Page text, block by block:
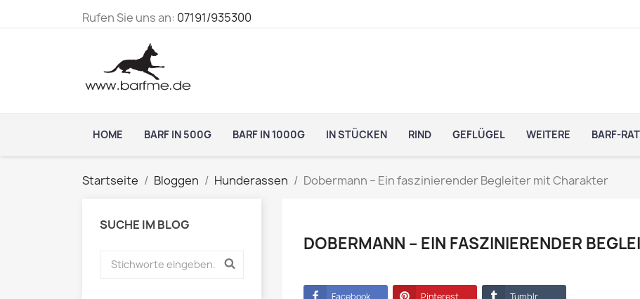
Rufen Sie uns an: 07191/935300
HOME BARF IN 500G BARF IN 1000G IN STÜCKEN RIND GEFLÜGEL WEITERE BARF-
Startseite Bloggen Hunderassen Dobermann – Ein faszinierender Begleiter mit Charakter
SUCHE IM BLOG
DOBERMANN – EIN FASZINIERENDER
Facebook Pinterest Tumblr